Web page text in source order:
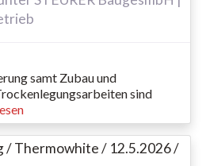
samt Zubau und
sind
/ Thermowhite / 12.5.2026 /